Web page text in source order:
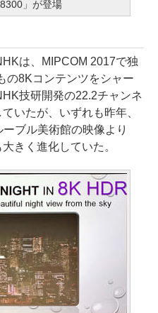
」が登場
は、MIPCOM 2017で独
の8Kコンテンツをシャー
技研開発の22.2チャンネ
いたが、いずれも昨年、
ブル美術館の映像より
きく進化していた。